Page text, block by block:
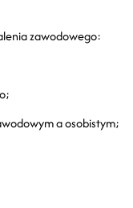
zawodowego:
a osobistym;